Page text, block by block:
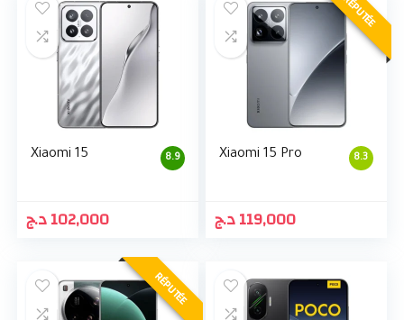
8.9
Xiaomi 15
102,000د.ج
RÉPUTÉE
8.3
Xiaomi 15 Pro
119,000د.ج
RÉPUTÉE